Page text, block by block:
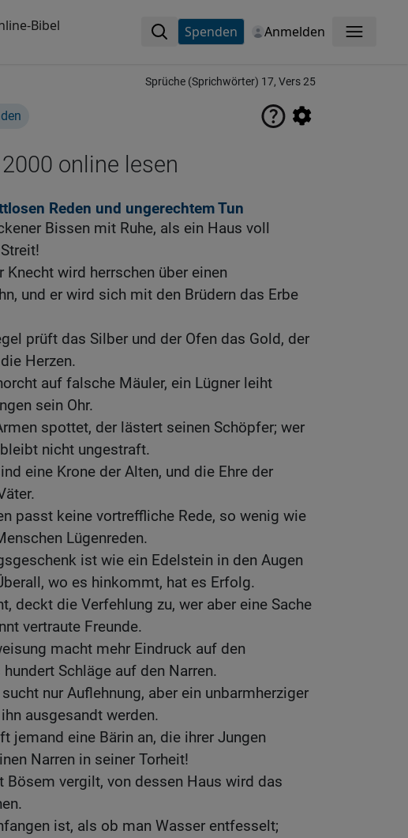
Bibel Spenden Anmelden Menü
Sprüche (Sprichwörter) 17, Vers 25
online lesen
Reden und ungerechtem Tun
Bissen mit Ruhe, als ein Haus voll
Knecht wird herrschen über einen
und er wird sich mit den Brüdern das Erbe
prüft das Silber und der Ofen das Gold, der
Herzen.
auf falsche Mäuler, ein Lügner leiht
sein Ohr.
spottet, der lästert seinen Schöpfer; wer
nicht ungestraft.
eine Krone der Alten, und die Ehre der
passt keine vortreffliche Rede, so wenig wie
Lügenreden.
ist wie ein Edelstein in den Augen
wo es hinkommt, hat es Erfolg.
deckt die Verfehlung zu, wer aber eine Sache
vertraute Freunde.
macht mehr Eindruck auf den
Schläge auf den Narren.
nur Auflehnung, aber ein unbarmherziger
ausgesandt werden.
jemand eine Bärin an, die ihrer Jungen
Narren in seiner Torheit!
Bösem vergilt, von dessen Haus wird das
ist, als ob man Wasser entfesselt;